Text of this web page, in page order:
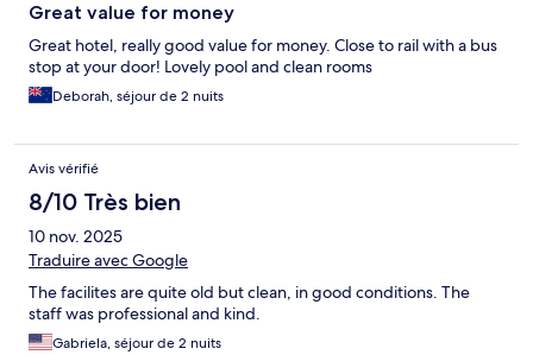
Great value for money
Great hotel, really good value for money. Close to rail with a bus
stop at your door! Lovely pool and clean rooms
Deborah, séjour de 2 nuits
Avis vérifié
8/10 Très bien
10 nov. 2025
Traduire avec Google
The facilites are quite old but clean, in good conditions. The
staff was professional and kind.
Gabriela, séjour de 2 nuits